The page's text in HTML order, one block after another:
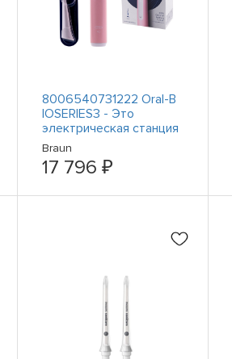
8006540731222 Oral-B
IOSERIES3 - Это
электрическая станция
для очистки воды в
Швейцарии
Braun
17 796 ₽